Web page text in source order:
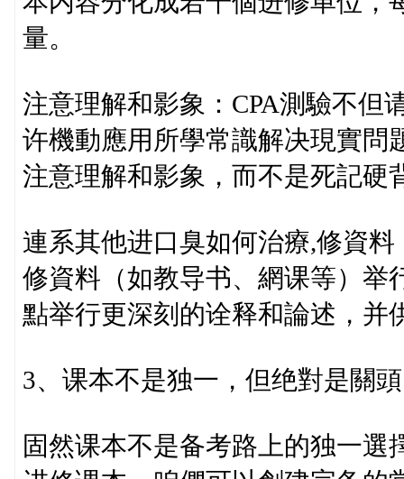
量。
注意理解和影象：CPA測驗不但
许機動應用所學常識解决現實問
注意理解和影象，而不是死記硬
連系其他进口臭如何治療,修資
修資料（如教导书、網课等）举
點举行更深刻的诠释和論述，并
3、课本不是独一，但绝對是關頭
固然课本不是备考路上的独一